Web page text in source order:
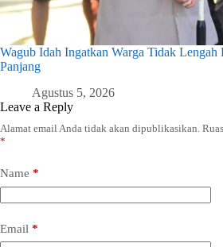
Wagub Idah Ingatkan Warga Tidak Lengah
Panjang
Agustus 5, 2026
Leave a Reply
Alamat email Anda tidak akan dipublikasikan.
*
Name *
Email *